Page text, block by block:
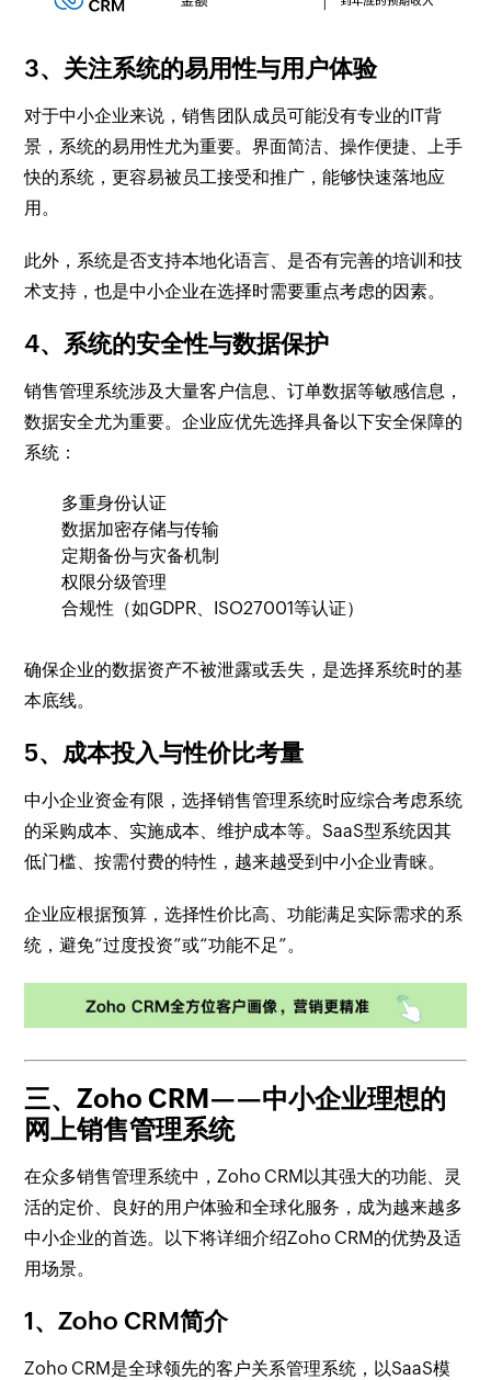
3、关注系统的易用性与用户体验
对于中小企业来说，销售团队成员可能没有专业的IT背
景，系统的易用性尤为重要。界面简洁、操作便捷、上手
快的系统，更容易被员工接受和推广，能够快速落地应
用。
此外，系统是否支持本地化语言、是否有完善的培训和技
术支持，也是中小企业在选择时需要重点考虑的因素。
4、系统的安全性与数据保护
销售管理系统涉及大量客户信息、订单数据等敏感信息，
数据安全尤为重要。企业应优先选择具备以下安全保障的
系统：
多重身份认证
数据加密存储与传输
定期备份与灾备机制
权限分级管理
合规性（如GDPR、ISO27001等认证）
确保企业的数据资产不被泄露或丢失，是选择系统时的基
本底线。
5、成本投入与性价比考量
中小企业资金有限，选择销售管理系统时应综合考虑系统
的采购成本、实施成本、维护成本等。SaaS型系统因其
低门槛、按需付费的特性，越来越受到中小企业青睐。
企业应根据预算，选择性价比高、功能满足实际需求的系
统，避免“过度投资”或“功能不足”。
三、Zoho CRM——中小企业理想的
网上销售管理系统
在众多销售管理系统中，Zoho CRM以其强大的功能、灵
活的定价、良好的用户体验和全球化服务，成为越来越多
中小企业的首选。以下将详细介绍Zoho CRM的优势及适
用场景。
1、Zoho CRM简介
Zoho CRM是全球领先的客户关系管理系统，以SaaS模